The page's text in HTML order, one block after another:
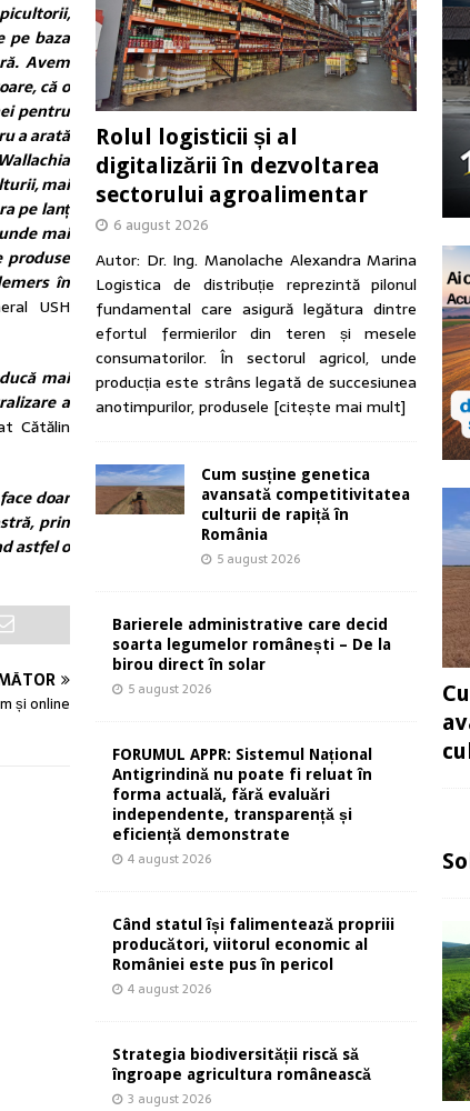
pe baza
Avem
că o
pentru
a arată
mai
pe lanț
mai
produse
în
USH
mai
a
Cătălin
doar
prin
astfel o
și online
Rolul logisticii și al
digitalizării în dezvoltarea
sectorului agroalimentar
6 august 2026
Autor: Dr. Ing. Manolache Alexandra Marina
Logistica de distribuție reprezintă pilonul
fundamental care asigură legătura dintre
efortul fermierilor din teren și mesele
consumatorilor. În sectorul agricol, unde
producția este strâns legată de succesiunea
anotimpurilor, produsele [citește mai mult]
Cum susține genetica
avansată competitivitatea
culturii de rapiță în
România
5 august 2026
Barierele administrative care decid
soarta legumelor românești – De la
birou direct în solar
5 august 2026
FORUMUL APPR: Sistemul Național
Antigrindină nu poate fi reluat în
forma actuală, fără evaluări
independente, transparență și
eficiență demonstrate
4 august 2026
Când statul își falimentează propriii
producători, viitorul economic al
României este pus în pericol
4 august 2026
Strategia biodiversității riscă să
îngroape agricultura românească
3 august 2026